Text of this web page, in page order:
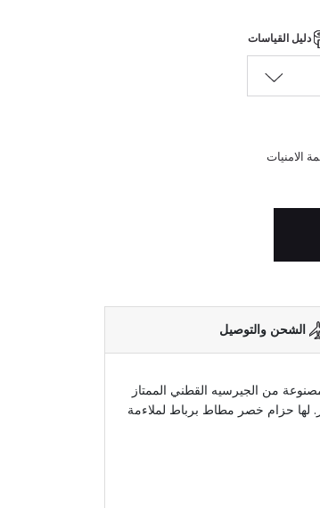
الامنيات
الشحن والتوصيل
من الجيرسيه القطني الممتاز
لها حزام خصر مطاط برباط لملاءمة